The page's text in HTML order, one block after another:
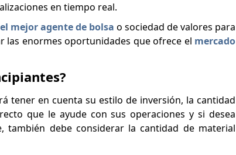
en tiempo real.
mejor agente de bolsa o sociedad de valores para
las enormes oportunidades que ofrece el mercado
tener en cuenta su estilo de inversión, la cantidad
que le ayude con sus operaciones y si desea
debe considerar la cantidad de material